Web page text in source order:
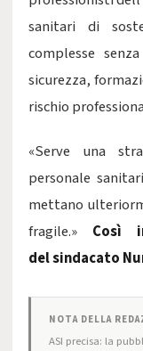
sanitari di
complesse
sicurezza,
rischio
«Serve una
personale
mettano
fragile.» Così
del sindacato
NOTA DELLA
ASI precisa: la